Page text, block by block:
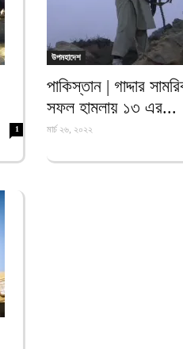
1
উপমহাদেশ
পাকিস্তান | গাদ্দার
সফল হামলায় ১৩ এর...
মার্চ ২৬, ২০২২